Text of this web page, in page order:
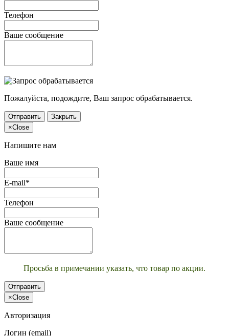
Телефон
Ваше сообщение
Пожалуйста, подождите, Ваш запрос обрабатывается.
Отправить
Закрыть
×Close
Напишите нам
Ваше имя
E-mail*
Телефон
Ваше сообщение
Просьба в примечании указать, что товар по акции.
Отправить
×Close
Авторизация
Логин (email)